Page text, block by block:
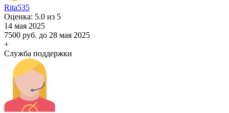
Rita535
Оценка: 5.0 из 5
14 мая 2025
7500 руб. до 28 мая 2025
+
Служба поддержки